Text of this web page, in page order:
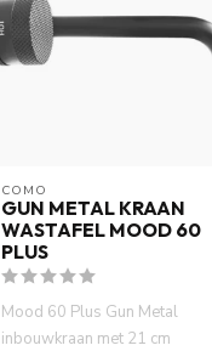
COMO
GUN METAL KRAAN
WASTAFEL MOOD 60
PLUS
Mood 60 Plus Gun Metal
inbouwkraan met 21 cm